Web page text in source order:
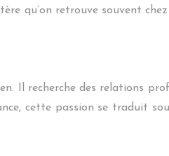
qu’on retrouve souvent chez
Il recherche des relations
cette passion se traduit